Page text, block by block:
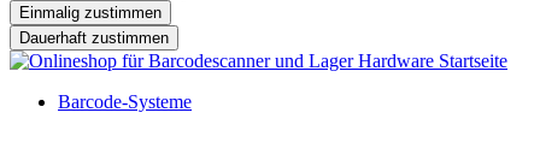
Einmalig zustimmen
Dauerhaft zustimmen
Barcode-Systeme